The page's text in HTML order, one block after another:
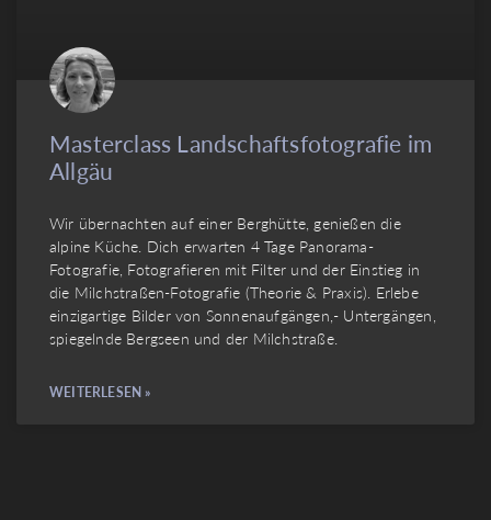
Masterclass Landschaftsfotografie im
Allgäu
Wir übernachten auf einer Berghütte, genießen die
alpine Küche. Dich erwarten 4 Tage Panorama-
Fotografie, Fotografieren mit Filter und der Einstieg in
die Milchstraßen-Fotografie (Theorie & Praxis). Erlebe
einzigartige Bilder von Sonnenaufgängen,- Untergängen,
spiegelnde Bergseen und der Milchstraße.
WEITERLESEN »